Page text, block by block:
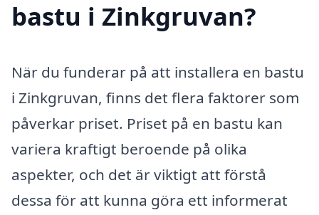
bastu i Zinkgruvan?
När du funderar på att installera en bastu
i Zinkgruvan, finns det flera faktorer som
påverkar priset. Priset på en bastu kan
variera kraftigt beroende på olika
aspekter, och det är viktigt att förstå
dessa för att kunna göra ett informerat